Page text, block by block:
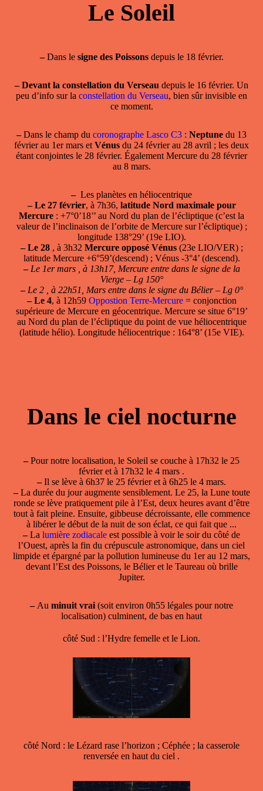
Le Soleil
–Dans le signe des Poissonsdepuis le 18 février.
– Devant la constellation du Verseau depuis le 16 février. Un
peu d’info sur la constellation du Verseau, bien sûr invisible en
ce moment.
–Dans le champ du coronographe Lasco C3 : Neptune du 13
février au 1er mars et Vénus du 24 février au 28 avril ; les deux
étant conjointes le 28 février. Également Mercure du 28 février
au 8 mars.
– Les planètes en héliocentrique
– Le 27 février, à 7h36, latitude Nord maximale pour
Mercure : +7°0’18’’ au Nord du plan de l’écliptique (c’est la
valeur de l’inclinaison de l’orbite de Mercure sur l’écliptique) ;
longitude 138°29’ (19e LIO).
– Le 28 , à 3h32 Mercure opposé Vénus(23e LIO/VER) ;
latitude Mercure +6°59’(descend) ; Vénus -3°4’ (descend).
– Le 1er mars , à 13h17, Mercure entre dans le signe de la
Vierge – Lg 150°
– Le 2 , à 22h51, Mars entre dans le signe du Bélier – Lg 0°
– Le 4, à 12h59 Oppostion Terre-Mercure= conjonction
supérieure de Mercure en géocentrique. Mercure se situe 6°19’
au Nord du plan de l’écliptique du point de vue héliocentrique
(latitude hélio). Longitude héliocentrique : 164°8’ (15e VIE).
Dans le ciel nocturne
–Pour notre localisation, le Soleil se couche à 17h32 le 25
février et à 17h32 le 4 mars .
–Il se lève à 6h37 le 25 février et à 6h25 le 4 mars.
–La durée du jour augmente sensiblement. Le 25, la Lune toute
ronde se lève pratiquement pile à l’Est, deux heures avant d’être
tout à fait pleine. Ensuite, gibbeuse décroissante, elle commence
à libérer le début de la nuit de son éclat, ce qui fait que ...
–La lumière zodiacale est possible à voir le soir du côté de
l’Ouest, après la fin du crépuscule astronomique, dans un ciel
limpide et épargné par la pollution lumineuse du 1er au 12 mars,
devant l’Est des Poissons, le Bélier et le Taureau où brille
Jupiter.
–Au minuit vrai (soit environ 0h55 légales pour notre
localisation) culminent, de bas en haut
côté Sud : l’Hydre femelle et le Lion.
côté Nord : le Lézard rase l’horizon ; Céphée ; la casserole
renversée en haut du ciel .